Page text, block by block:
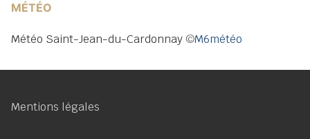
MÉTÉO
Météo Saint-Jean-du-Cardonnay ©M6météo
Mentions légales